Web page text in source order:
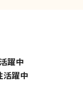
躍中
活躍中